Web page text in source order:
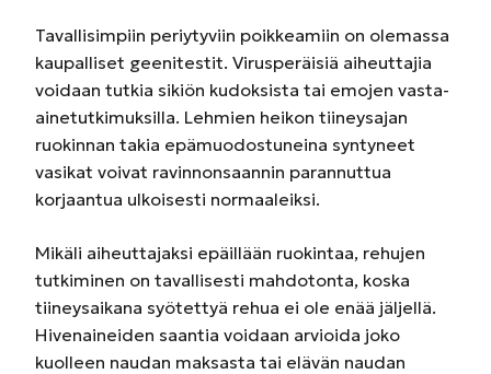
Tavallisimpiin periytyviin poikkeamiin on olemassa
kaupalliset geenitestit. Virusperäisiä aiheuttajia
voidaan tutkia sikiön kudoksista tai emojen vasta-
ainetutkimuksilla. Lehmien heikon tiineysajan
ruokinnan takia epämuodostuneina syntyneet
vasikat voivat ravinnonsaannin parannuttua
korjaantua ulkoisesti normaaleiksi.
Mikäli aiheuttajaksi epäillään ruokintaa, rehujen
tutkiminen on tavallisesti mahdotonta, koska
tiineysaikana syötettyä rehua ei ole enää jäljellä.
Hivenaineiden saantia voidaan arvioida joko
kuolleen naudan maksasta tai elävän naudan